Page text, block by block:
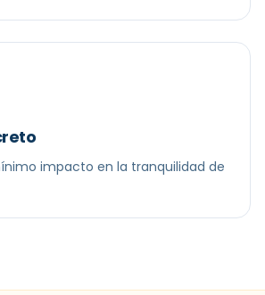
impacto en la tranquilidad de